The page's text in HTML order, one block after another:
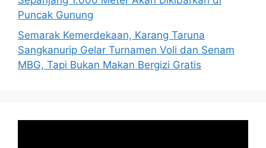
Puncak Gunung
Semarak Kemerdekaan, Karang Taruna
Sangkanurip Gelar Turnamen Voli dan Senam
MBG, Tapi Bukan Makan Bergizi Gratis